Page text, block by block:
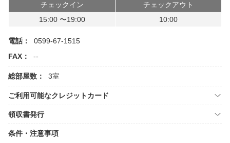
チェックイン
チェックアウト
15:00 〜19:00
10:00
電話：
0599-67-1515
FAX：
--
総部屋数： 3室
ご利用可能なクレジットカード
領収書発行
条件・注意事項